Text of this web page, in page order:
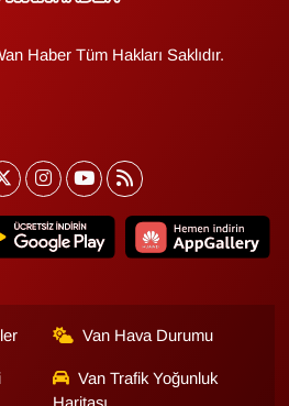
Haber Tüm Hakları Saklıdır.
Van Hava Durumu
Van Trafik Yoğunluk